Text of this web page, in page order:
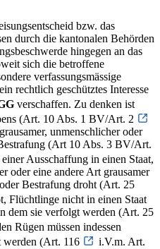
bzw. das
durch die kantonalen Behörden
hingegen an das
sich die betroffene
verfassungsmässige
rechtlich geschütztes Interesse
verschaffen. Zu denken ist
(Art. 10 Abs. 1 BV/Art. 2
unmenschlicher oder
(Art 10 Abs. 3 BV/Art.
Ausschaffung in einen Staat,
oder eine andere Art grausamer
Bestrafung droht (Art. 25
Flüchtlinge nicht in einen Staat
dem sie verfolgt werden (Art. 25
Rügen müssen indessen
werden (Art. 116
i.V.m. Art.